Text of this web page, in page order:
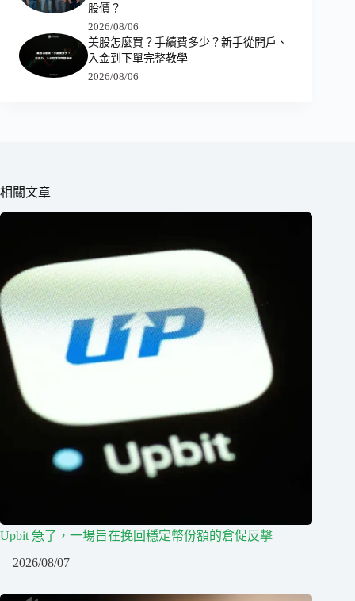
股價？
2026/08/06
美股怎麼買？手續費多少？新手從開戶、
入金到下單完整教學
2026/08/06
相關文章
Upbit 急了，一場旨在挽回穩定幣份額的倉促反擊
2026/08/07